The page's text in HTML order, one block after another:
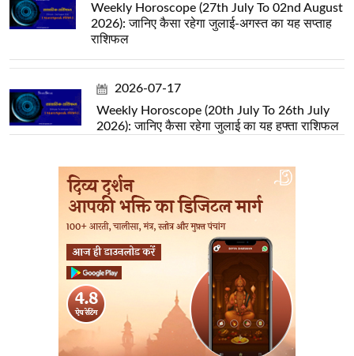
Weekly Horoscope (27th July To 02nd August
2026): जानिए कैसा रहेगा जुलाई-अगस्त का यह सप्ताह
राशिफल
2026-07-17
Weekly Horoscope (20th July To 26th July
2026): जानिए कैसा रहेगा जुलाई का यह हफ्ता राशिफल